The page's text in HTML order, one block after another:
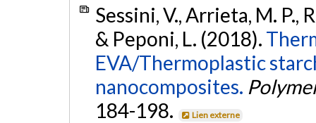
Sessini, V., Arrieta, M. P.,
& Peponi, L. (2018).
EVA/Thermoplastic
nanocomposites.
184-198.
Lien externe